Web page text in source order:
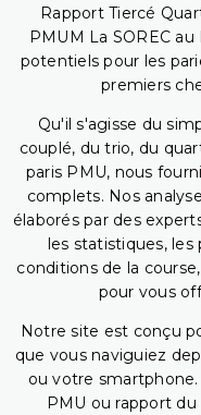
Rapport Tiercé
PMUM La SOREC
potentiels pour les
premiers
Qu'il s'agisse du
couplé, du trio, du
paris PMU, nous
complets. Nos
élaborés par des
les statistiques,
conditions de la
pour vous
Notre site est conçu
que vous naviguiez
ou votre
PMU ou rapport